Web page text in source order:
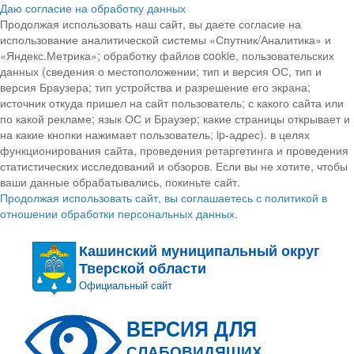
Даю согласие на обработку данных
Продолжая использовать наш сайт, вы даете согласие на
использование аналитической системы «Спутник/Аналитика» и
«Яндекс.Метрика»; обработку файлов cookie, пользовательских
данных (сведения о местоположении; тип и версия ОС, тип и
версия Браузера; тип устройства и разрешение его экрана;
источник откуда пришел на сайт пользователь; с какого сайта или
по какой рекламе; язык ОС и Браузер; какие страницы открывает и
на какие кнопки нажимает пользователь; ip-адрес). в целях
функционирования сайта, проведения ретаргетинга и проведения
статистических исследований и обзоров. Если вы не хотите, чтобы
ваши данные обрабатывались, покиньте сайт.
Продолжая использовать сайт, вы соглашаетесь с политикой в
отношении обработки персональных данных.